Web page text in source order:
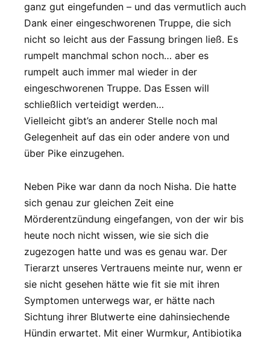
ganz gut eingefunden – und das vermutlich auch
Dank einer eingeschworenen Truppe, die sich
nicht so leicht aus der Fassung bringen ließ. Es
rumpelt manchmal schon noch… aber es
rumpelt auch immer mal wieder in der
eingeschworenen Truppe. Das Essen will
schließlich verteidigt werden…
Vielleicht gibt’s an anderer Stelle noch mal
Gelegenheit auf das ein oder andere von und
über Pike einzugehen.
Neben Pike war dann da noch Nisha. Die hatte
sich genau zur gleichen Zeit eine
Mörderentzündung eingefangen, von der wir bis
heute noch nicht wissen, wie sie sich die
zugezogen hatte und was es genau war. Der
Tierarzt unseres Vertrauens meinte nur, wenn er
sie nicht gesehen hätte wie fit sie mit ihren
Symptomen unterwegs war, er hätte nach
Sichtung ihrer Blutwerte eine dahinsiechende
Hündin erwartet. Mit einer Wurmkur, Antibiotika